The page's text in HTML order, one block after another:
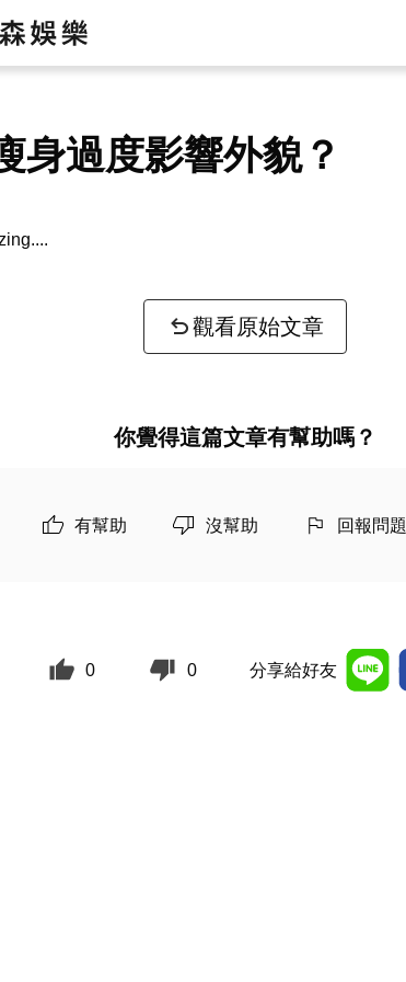
身過度影響外貌？
觀看原始文章
你覺得這篇文章有幫助嗎？
有幫助 沒幫助 回報問題
0 0 分享給好友